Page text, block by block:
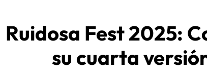
Ruidosa Fest 2025:
su cuarta